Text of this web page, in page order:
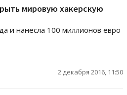
мировую хакерскую
и нанесла 100 миллионов евро
2 декабря 2016, 11:50